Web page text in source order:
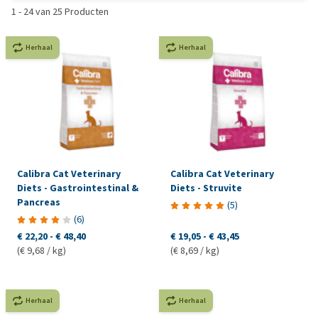
1 - 24van 25 Producten
Herhaal
Calibra Cat Veterinary
Diets - Gastrointestinal &
Pancreas
(6)
€ 22,20 - € 48,40
(€ 9,68 / kg)
Herhaal
Calibra Cat Veterinary
Diets - Struvite
(5)
€ 19,05 - € 43,45
(€ 8,69 / kg)
Herhaal Herhaal